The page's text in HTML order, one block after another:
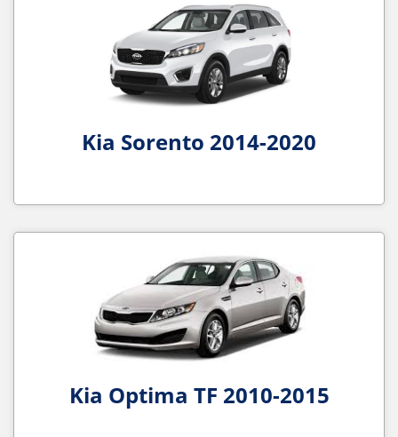
Kia Sorento 2014-2020
Kia Optima TF 2010-2015